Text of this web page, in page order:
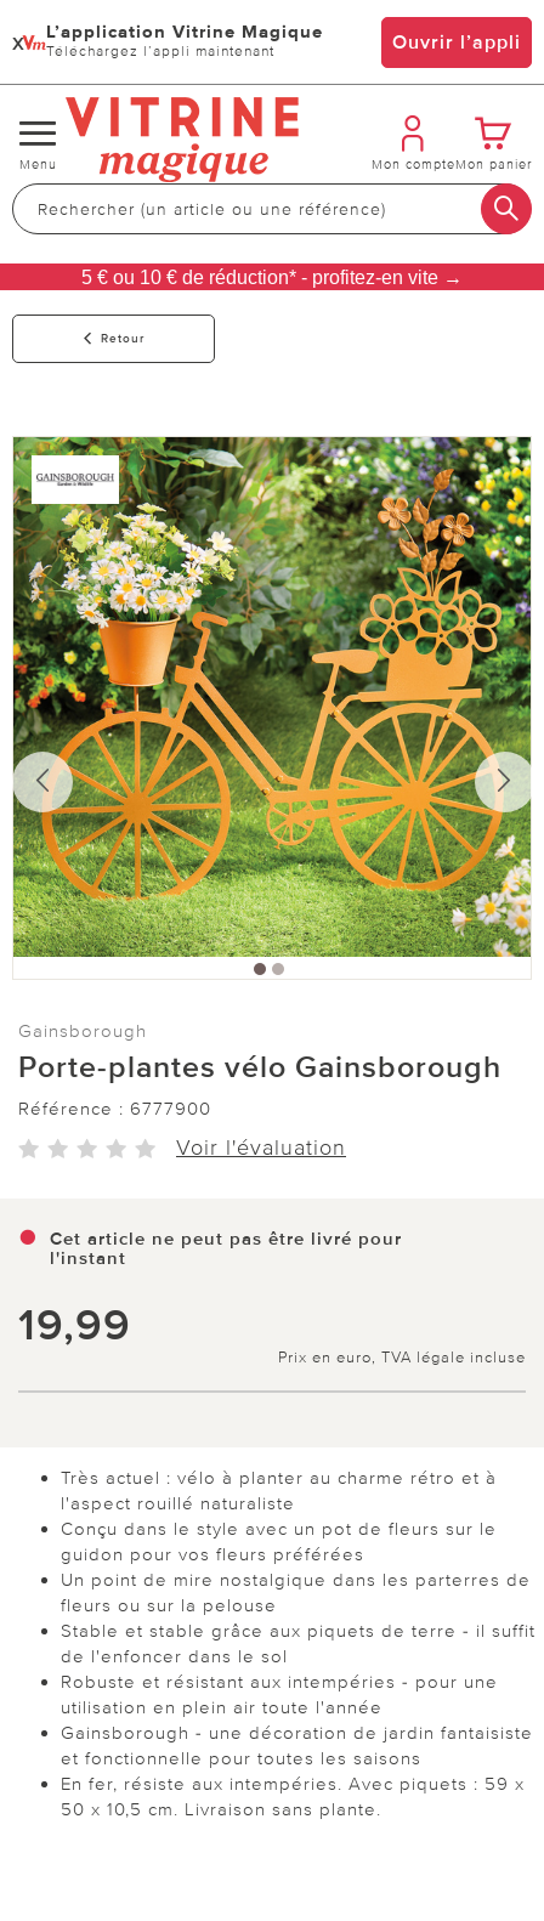
x L’application Vitrine Magique
Téléchargez l’appli maintenant Ouvrir l’appli
Changer
de
navigation
Menu Mon compteMon panier
5 € ou 10 € de réduction* - profitez-en vite →
Retour
Gainsborough
Porte-plantes vélo Gainsborough
Référence : 6777900
Voir l'évaluation
Cet article ne peut pas être livré pour
l'instant
19,99
Prix en euro, TVA légale incluse
Très actuel : vélo à planter au charme rétro et à
l'aspect rouillé naturaliste
Conçu dans le style avec un pot de fleurs sur le
guidon pour vos fleurs préférées
Un point de mire nostalgique dans les parterres de
fleurs ou sur la pelouse
Stable et stable grâce aux piquets de terre - il suffit
de l'enfoncer dans le sol
Robuste et résistant aux intempéries - pour une
utilisation en plein air toute l'année
Gainsborough - une décoration de jardin fantaisiste
et fonctionnelle pour toutes les saisons
En fer, résiste aux intempéries. Avec piquets : 59 x
50 x 10,5 cm. Livraison sans plante.